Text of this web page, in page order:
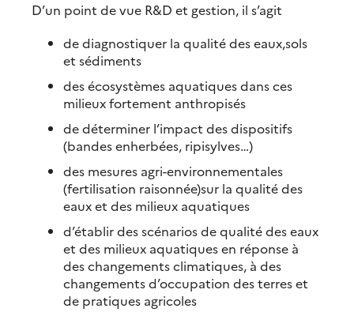
D’un point de vue R&D et gestion, il s’agit
de diagnostiquer la qualité des eaux,sols
et sédiments
des écosystèmes aquatiques dans ces
milieux fortement anthropisés
de déterminer l’impact des dispositifs
(bandes enherbées, ripisylves…)
des mesures agri-environnementales
(fertilisation raisonnée)sur la qualité des
eaux et des milieux aquatiques
d’établir des scénarios de qualité des eaux
et des milieux aquatiques en réponse à
des changements climatiques, à des
changements d’occupation des terres et
de pratiques agricoles